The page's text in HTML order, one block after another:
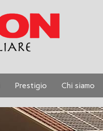
Prestigio Chi siamo